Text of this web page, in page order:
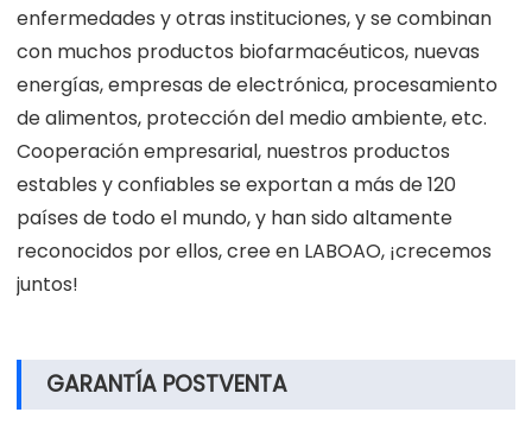
enfermedades y otras instituciones, y se combinan
con muchos productos biofarmacéuticos, nuevas
energías, empresas de electrónica, procesamiento
de alimentos, protección del medio ambiente, etc.
Cooperación empresarial, nuestros productos
estables y confiables se exportan a más de 120
países de todo el mundo, y han sido altamente
reconocidos por ellos, cree en LABOAO, ¡crecemos
juntos!
GARANTÍA POSTVENTA